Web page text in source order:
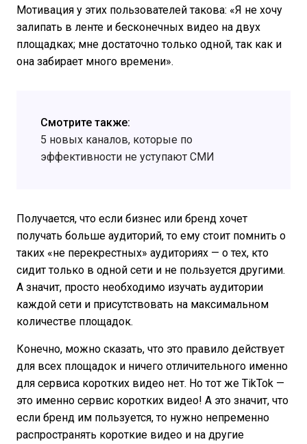
Мотивация у этих пользователей такова: «Я не хочу
залипать в ленте и бесконечных видео на двух
площадках; мне достаточно только одной, так как и
она забирает много времени».
Смотрите также:
5 новых каналов, которые по
эффективности не уступают СМИ
Получается, что если бизнес или бренд хочет
получать больше аудиторий, то ему стоит помнить о
таких «не перекрестных» аудиториях — о тех, кто
сидит только в одной сети и не пользуется другими.
А значит, просто необходимо изучать аудитории
каждой сети и присутствовать на максимальном
количестве площадок.
Конечно, можно сказать, что это правило действует
для всех площадок и ничего отличительного именно
для сервиса коротких видео нет. Но тот же TikTok —
это именно сервис коротких видео! А это значит, что
если бренд им пользуется, то нужно непременно
распространять короткие видео и на другие